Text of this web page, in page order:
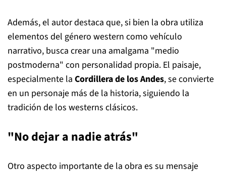
Además, el autor destaca que, si bien la obra utiliza
elementos del género western como vehículo
narrativo, busca crear una amalgama "medio
postmoderna" con personalidad propia. El paisaje,
especialmente la Cordillera de los Andes, se convierte
en un personaje más de la historia, siguiendo la
tradición de los westerns clásicos.
"No dejar a nadie atrás"
Otro aspecto importante de la obra es su mensaje